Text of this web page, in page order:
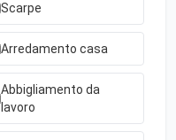
Scarpe
Arredamento casa
Abbigliamento da
lavoro